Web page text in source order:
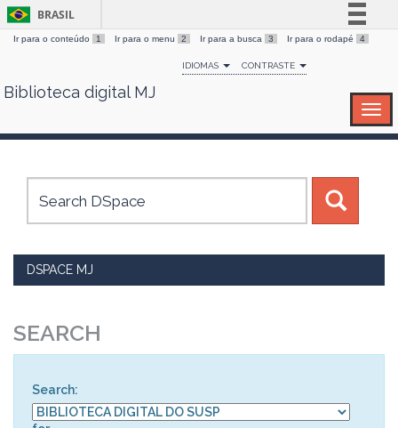
Skip
BRASIL
Simplifique!
Comunica BR
Canais
Ir para o conteúdo 1 Ir para o menu 2 Ir para a busca 3 Ir para o rodapé 4
IDIOMAS CONTRASTE
Biblioteca digital MJ
DSPACE MJ
SEARCH
Search: